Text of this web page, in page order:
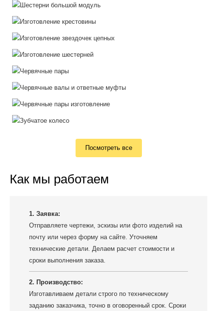
Посмотреть все
Как мы работаем
1. Заявка:
Отправляете чертежи, эскизы или фото изделий на
почту или через форму на сайте. Уточняем
технические детали. Делаем расчет стоимости и
сроки выполнения заказа.
2. Производство:
Изготавливаем детали строго по техническому
заданию заказчика, точно в оговоренный срок. Сроки